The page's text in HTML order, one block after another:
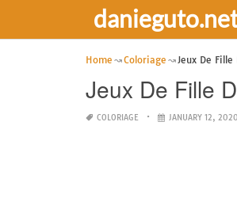
Home Coloriage Jeux De Fille
Jeux De Fille
COLORIAGE JANUARY 12,